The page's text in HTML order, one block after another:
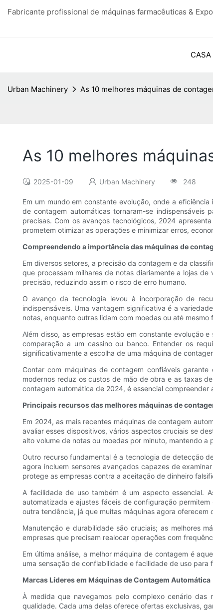
Fabricante profissional de máquinas farmacêuticas &
CASA
Urban Machinery As 10 melhores máquinas de
As 10 melhores
2025-01-09 Urban Machinery 248
Em um mundo em constante evolução, onde a
de contagem automáticas tornaram-se
precisas. Com os avanços tecnológicos, 2024
prometem otimizar as operações e minimizar erros,
Compreendendo a importância das máquinas de
Em diversos setores, a precisão da contagem e da
que processam milhares de notas diariamente a lojas
precisão, reduzindo assim o risco de erro humano.
O avanço da tecnologia levou à incorporação de
indispensáveis. Uma vantagem significativa é a
notas, enquanto outras lidam com moedas ou até mesmo
Além disso, as empresas estão em constante evolução
comparação a um cassino ou banco. Entender os
significativamente a escolha de uma máquina de
Contar com máquinas de contagem confiáveis
modernos reduz os custos de mão de obra e as taxas
contagem automática de 2024, é essencial
Principais recursos das melhores máquinas de
Em 2024, as mais recentes máquinas de contagem
avaliar esses dispositivos, vários aspectos cruciais se
alto volume de notas ou moedas por minuto, mantendo
Outro recurso fundamental é a tecnologia de detecção
agora incluem sensores avançados capazes de
protege as empresas contra a aceitação de dinheiro
A facilidade de uso também é um aspecto essencial.
automatizada e ajustes fáceis de configuração
outra tendência, já que muitas máquinas agora
Manutenção e durabilidade são cruciais; as melhores
empresas que precisam realocar operações com
Em última análise, a melhor máquina de contagem é
uma sensação de confiabilidade e facilidade de uso para
Marcas Líderes em Máquinas de Contagem Automática
À medida que navegamos pelo complexo cenário
qualidade. Cada uma delas oferece ofertas exclusivas,